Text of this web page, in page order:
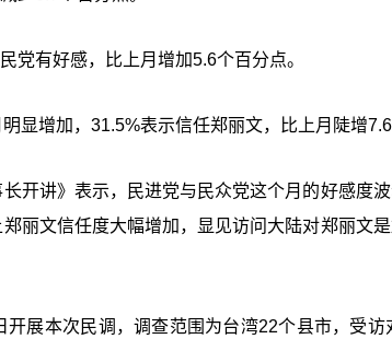
党有好感，比上月增加5.6个百分点。
显增加，31.5%表示信任郑丽文，比上月陡增7.6
开讲》表示，民进党与民众党这个月的好感度
丽文信任度大幅增加，显见访问大陆对郑丽文
开展本次民调，调查范围为台湾22个县市，受